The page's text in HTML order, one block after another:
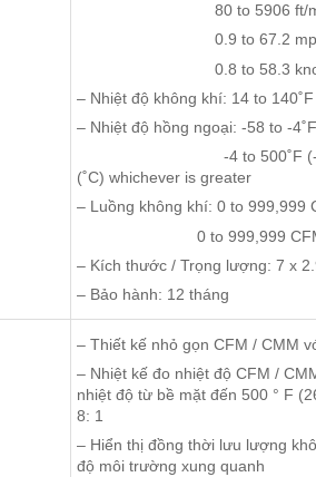
80 to 5906 ft/min / 1
0.9 to 67.2 mph / 0.1
0.8 to 58.3 knots /
– Nhiệt độ không khí: 14 to
– Nhiệt độ hồng ngoại: -58 to -
-4 to 500˚F (-20 to
(˚C) whichever is greater
– Luồng không khí: 0 to 999,999
0 to 999,999 CFM (ft
– Kích thước / Trọng lượng: 7 x
– Bảo hành: 12 tháng
– Thiết kế nhỏ gọn CFM / CMM
– Nhiệt kế đo nhiệt độ CFM /
nhiệt độ từ bề mặt đến 500 ° F
8: 1
– Hiển thị đồng thời lưu lượng
độ môi trường xung quanh